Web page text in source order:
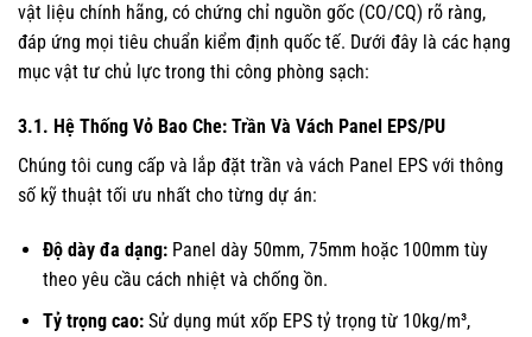
vật liệu chính hãng, có chứng chỉ nguồn gốc (CO/CQ) rõ ràng,
đáp ứng mọi tiêu chuẩn kiểm định quốc tế. Dưới đây là các hạng
mục vật tư chủ lực trong thi công phòng sạch:
3.1. Hệ Thống Vỏ Bao Che: Trần Và Vách Panel EPS/PU
Chúng tôi cung cấp và lắp đặt trần và vách Panel EPS với thông
số kỹ thuật tối ưu nhất cho từng dự án:
Độ dày đa dạng:Panel dày 50mm, 75mm hoặc 100mm tùy
theo yêu cầu cách nhiệt và chống ồn.
Tỷ trọng cao:Sử dụng mút xốp EPS tỷ trọng từ 10kg/m³,